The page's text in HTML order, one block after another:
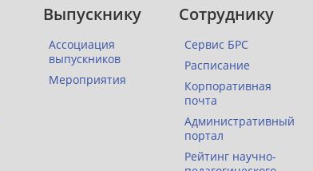
Выпускнику
Ассоциация
выпускников
Мероприятия
Сотруднику
Сервис БРС
Расписание
Корпоративная
почта
Административный
портал
Рейтинг научно-